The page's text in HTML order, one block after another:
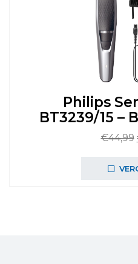
Philips
BT3239/15 –
€44,99